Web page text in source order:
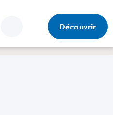
Découvrir